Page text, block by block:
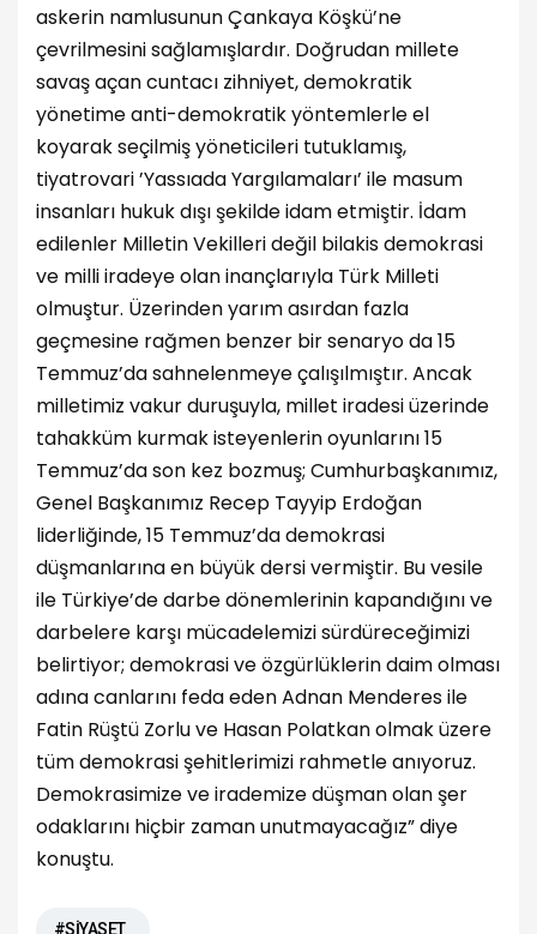
askerin namlusunun Çankaya Köşkü’ne
çevrilmesini sağlamışlardır. Doğrudan millete
savaş açan cuntacı zihniyet, demokratik
yönetime anti-demokratik yöntemlerle el
koyarak seçilmiş yöneticileri tutuklamış,
tiyatrovari ’Yassıada Yargılamaları’ ile masum
insanları hukuk dışı şekilde idam etmiştir. İdam
edilenler Milletin Vekilleri değil bilakis demokrasi
ve milli iradeye olan inançlarıyla Türk Milleti
olmuştur. Üzerinden yarım asırdan fazla
geçmesine rağmen benzer bir senaryo da 15
Temmuz’da sahnelenmeye çalışılmıştır. Ancak
milletimiz vakur duruşuyla, millet iradesi üzerinde
tahakküm kurmak isteyenlerin oyunlarını 15
Temmuz’da son kez bozmuş; Cumhurbaşkanımız,
Genel Başkanımız Recep Tayyip Erdoğan
liderliğinde, 15 Temmuz’da demokrasi
düşmanlarına en büyük dersi vermiştir. Bu vesile
ile Türkiye’de darbe dönemlerinin kapandığını ve
darbelere karşı mücadelemizi sürdüreceğimizi
belirtiyor; demokrasi ve özgürlüklerin daim olması
adına canlarını feda eden Adnan Menderes ile
Fatin Rüştü Zorlu ve Hasan Polatkan olmak üzere
tüm demokrasi şehitlerimizi rahmetle anıyoruz.
Demokrasimize ve irademize düşman olan şer
odaklarını hiçbir zaman unutmayacağız” diye
konuştu.
#SİYASET